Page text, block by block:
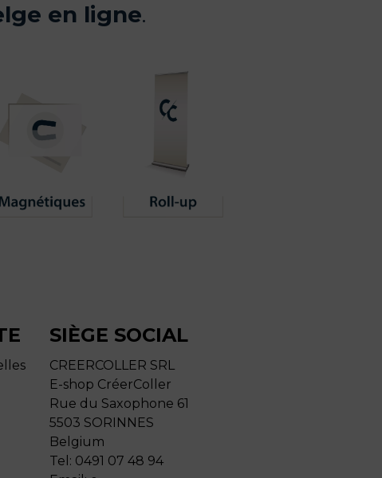
en ligne.
SIÈGE SOCIAL
CREERCOLLER SRL
E-shop CréerColler
Rue du Saxophone 61
5503 SORINNES
Belgium
Tel: 0491 07 48 94